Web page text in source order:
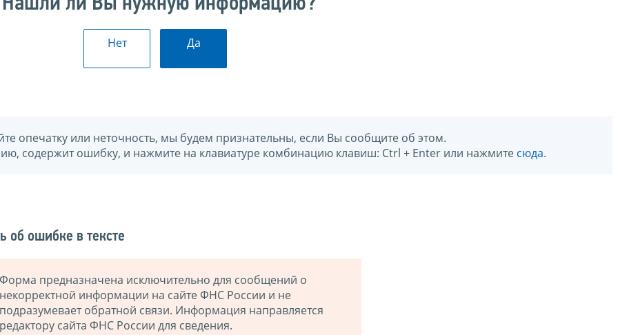
Нет Да
опечатку или неточность, мы будем признательны, если Вы сообщите об этом.
содержит ошибку, и нажмите на клавиатуре комбинацию клавиш: Ctrl + Enter или нажмите сюда.
об ошибке в тексте
Форма предназначена исключительно для сообщений о
некорректной информации на сайте ФНС России и не
подразумевает обратной связи. Информация направляется
редактору сайта ФНС России для сведения.